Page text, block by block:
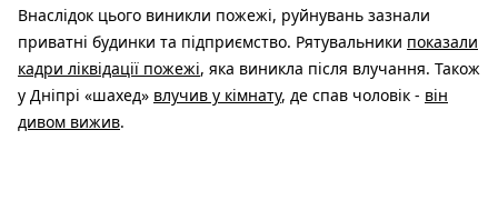
Внаслідок цього виникли пожежі, руйнувань зазнали
приватні будинки та підприємство. Рятувальники показали
кадри ліквідації пожежі, яка виникла після влучання. Також
у Дніпрі «шахед» влучив у кімнату, де спав чоловік - він
дивом вижив.